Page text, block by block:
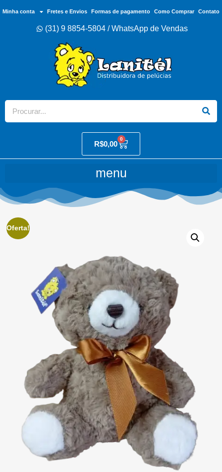
Minha conta Fretes e Envios Formas de pagamento Como Comprar Contato
(31) 9 8854-5804 / WhatsApp de Vendas
R$0,00
0
Oferta!